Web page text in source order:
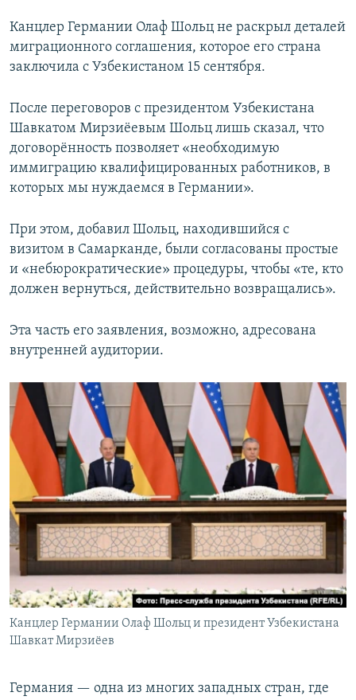
Канцлер Германии Олаф Шольц не раскрыл деталей
миграционного соглашения, которое его страна
заключила с Узбекистаном 15 сентября.
После переговоров с президентом Узбекистана
Шавкатом Мирзиёевым Шольц лишь сказал, что
договорённость позволяет «необходимую
иммиграцию квалифицированных работников, в
которых мы нуждаемся в Германии».
При этом, добавил Шольц, находившийся с
визитом в Самарканде, были согласованы простые
и «небюрократические» процедуры, чтобы «те, кто
должен вернуться, действительно возвращались».
Эта часть его заявления, возможно, адресована
внутренней аудитории.
Канцлер Германии Олаф Шольц и президент Узбекистана
Шавкат Мирзиёев
Германия — одна из многих западных стран, где